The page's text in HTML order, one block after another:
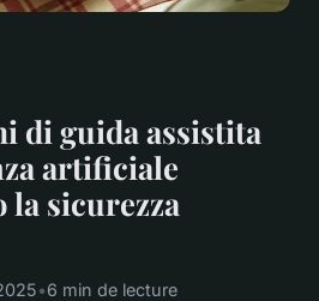
di guida assistita
artificiale
sicurezza
•6 min de lecture